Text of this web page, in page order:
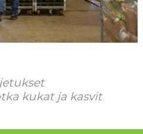
kukat ja kasvit